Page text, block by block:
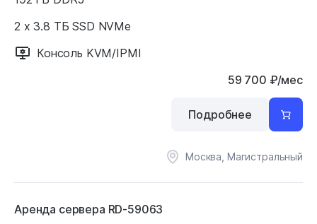
2 x 3.8 ТБ SSD NVMe
Консоль KVM/IPMI
59 700 ₽/мес
Москва, Магистральный
Подробнее
Аренда сервера RD-59063